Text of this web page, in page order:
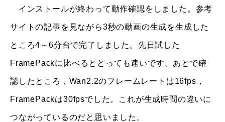
インストールが終わって動作確認をしました。参考
サイトの記事を見ながら3秒の動画の生成を生成した
ところ4～6分台で完了しました。先日試した
FramePackに比べるととっても速いです。あとで確
認したところ，Wan2.2のフレームレートは16fps，
FramePackは30fpsでした。これが生成時間の違いに
つながっているのだと思いました。